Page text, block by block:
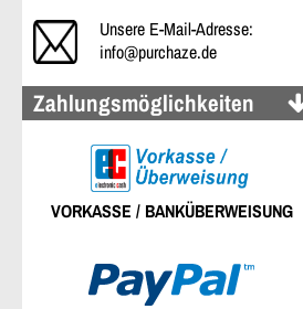
Unsere E-Mail-Adresse:
info@purchaze.de
Zahlungsmöglichkeiten
VORKASSE / BANKÜBERWEISUNG